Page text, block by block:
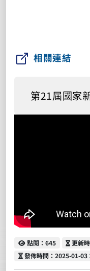
相關連結
第21屆國家
點閱
點閱：645 更新
更新
發佈時間
發佈時間：2025-01-03